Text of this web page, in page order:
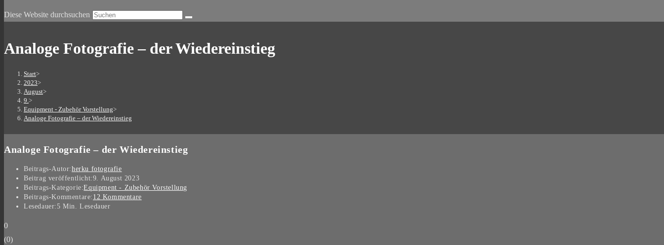
Diese Website durchsuchen
Analoge Fotografie – der Wiedereinstieg
Start>
2023>
August>
9.>
Equipment - Zubehör Vorstellung>
Analoge Fotografie – der Wiedereinstieg
Analoge Fotografie – der Wiedereinstieg
Beitrags-Autor:herku fotografie
Beitrag veröffentlicht:9. August 2023
Beitrags-Kategorie:Equipment - Zubehör Vorstellung
Beitrags-Kommentare: 12 Kommentare
Lesedauer: 5 Min. Lesedauer
0
(0)